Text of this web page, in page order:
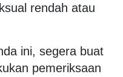
rendah atau
ini, segera buat
pemeriksaan